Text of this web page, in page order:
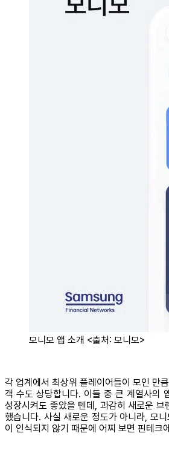
모니모 앱 소개 <출처: 모니모>
각 업계에서 최상위 플레이어들이 모인 만
객 수도 상당합니다. 이들 중 큰 계열사의
성장시켜도 좋았을 텐데, 과감히 새로운 브
했습니다. 사실 새로운 정도가 아니라, 모
이 인식되지 않기 때문에 어찌 보면 핀테크